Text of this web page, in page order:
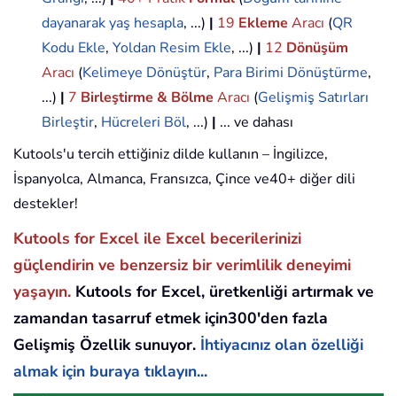
dayanarak yaş hesapla, ...) | 19 Ekleme Aracı (QR
Kodu Ekle, Yoldan Resim Ekle, ...) | 12 Dönüşüm
Aracı (Kelimeye Dönüştür, Para Birimi Dönüştürme,
...) | 7 Birleştirme & Bölme Aracı (Gelişmiş Satırları
Birleştir, Hücreleri Böl, ...) | ... ve dahası
Kutools'u tercih ettiğiniz dilde kullanın – İngilizce,
İspanyolca, Almanca, Fransızca, Çince ve40+ diğer dili
destekler!
Kutools for Excel ile Excel becerilerinizi
güçlendirin ve benzersiz bir verimlilik deneyimi
yaşayın. Kutools for Excel, üretkenliği artırmak ve
zamandan tasarruf etmek için300'den fazla
Gelişmiş Özellik sunuyor. İhtiyacınız olan özelliği
almak için buraya tıklayın...